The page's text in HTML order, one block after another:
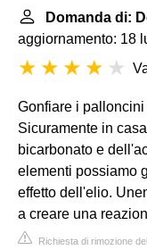
Domanda di:
aggiornamento: 18
Gonfiare i
Sicuramente in
bicarbonato e
elementi possiamo
effetto dell'elio.
a creare una
Richiesta di rimozione